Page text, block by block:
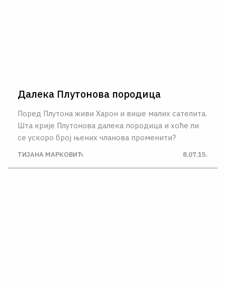
Далека Плутонова породица
Поред Плутона живи Харон и више малих сателита.
Шта крије Плутонова далека породица и хоће ли
се ускоро број њених чланова променити?
ТИЈАНА МАРКОВИЋ 8.07.15.